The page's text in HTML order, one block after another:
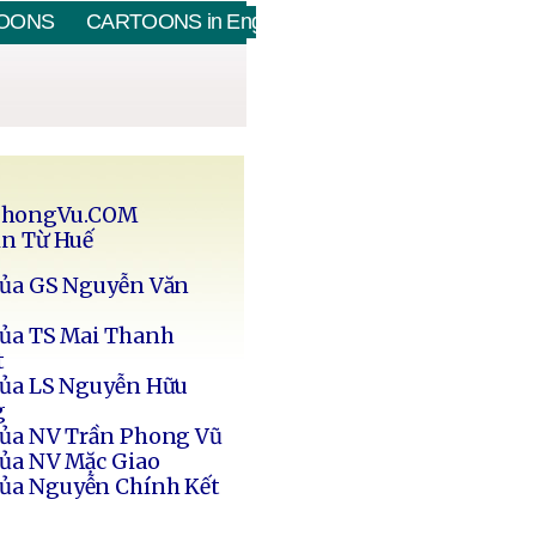
CARTOONS in English
Từ Huế
GS Nguyễn Văn
TS Mai Thanh
LS Nguyễn Hữu
NV Trần Phong Vũ
NV Mặc Giao
Nguyễn Chính Kết